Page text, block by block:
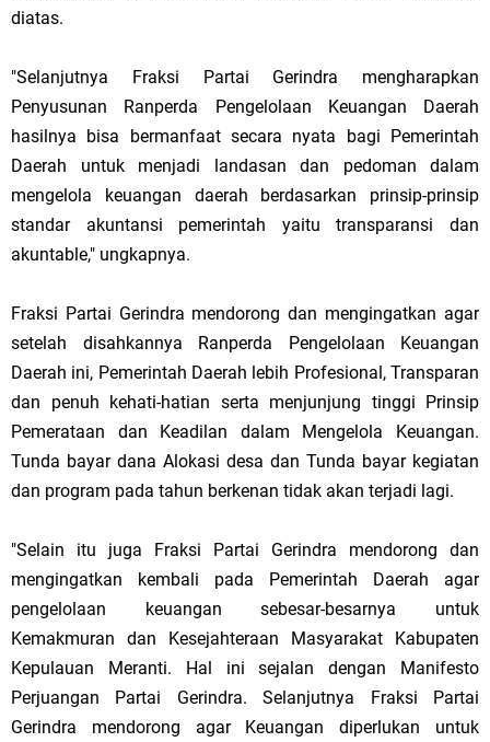
diatas.
"Selanjutnya Fraksi Partai Gerindra mengharapkan
Penyusunan Ranperda Pengelolaan Keuangan Daerah
hasilnya bisa bermanfaat secara nyata bagi Pemerintah
Daerah untuk menjadi landasan dan pedoman dalam
mengelola keuangan daerah berdasarkan prinsip-prinsip
standar akuntansi pemerintah yaitu transparansi dan
akuntable," ungkapnya.
Fraksi Partai Gerindra mendorong dan mengingatkan agar
setelah disahkannya Ranperda Pengelolaan Keuangan
Daerah ini, Pemerintah Daerah lebih Profesional, Transparan
dan penuh kehati-hatian serta menjunjung tinggi Prinsip
Pemerataan dan Keadilan dalam Mengelola Keuangan.
Tunda bayar dana Alokasi desa dan Tunda bayar kegiatan
dan program pada tahun berkenan tidak akan terjadi lagi.
"Selain itu juga Fraksi Partai Gerindra mendorong dan
mengingatkan kembali pada Pemerintah Daerah agar
pengelolaan keuangan sebesar-besarnya untuk
Kemakmuran dan Kesejahteraan Masyarakat Kabupaten
Kepulauan Meranti. Hal ini sejalan dengan Manifesto
Perjuangan Partai Gerindra. Selanjutnya Fraksi Partai
Gerindra mendorong agar Keuangan diperlukan untuk